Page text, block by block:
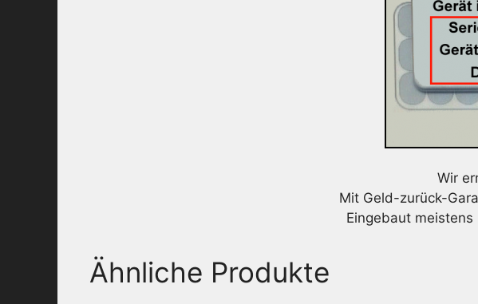
Wir
Mit Geld-zurück-
Eingebaut
Ähnliche Produkte